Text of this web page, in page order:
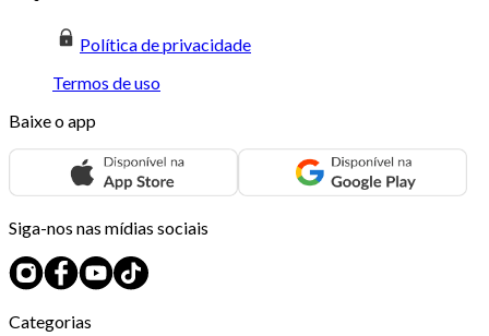
Política de privacidade
Termos de uso
Baixe o app
Siga-nos nas mídias sociais
Categorias